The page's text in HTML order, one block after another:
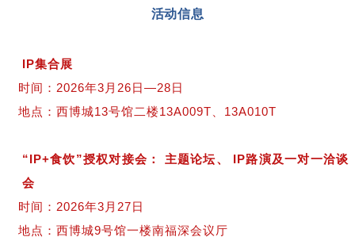
活动信息
IP集合展
时间：2026年3月26日—28日
地点：西博城13号馆二楼13A009T、13A010T
“IP+食饮”授权对接会： 主题论坛、 IP路演及一对一洽谈
会
时间：2026年3月27日
地点：西博城9号馆一楼南福深会议厅